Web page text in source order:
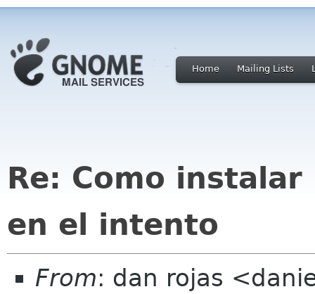
Home Mailing Lists
Re: Como
en el intento
From: dan rojas